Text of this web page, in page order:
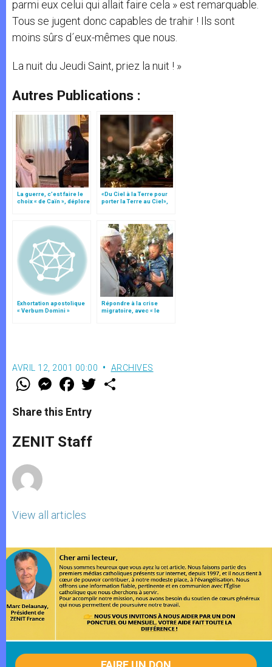
parmi eux celui qui allait faire cela » est remarquable.
Tous se jugent donc capables de trahir ! Ils sont
moins sûrs d´eux-mêmes que nous.
La nuit du Jeudi Saint, priez la nuit ! »
Autres Publications :
La guerre, c’est faire le
choix « de Caïn », déplore
«Du Ciel à la Terre pour
porter la Terre au Ciel»,
Exhortation apostolique
« Verbum Domini »
Répondre à la crise
migratoire, avec « le
AVRIL 12, 2001 00:00 ARCHIVES
W
t
s
p
p
M
e
s
e
g
e
F
a
e
b
o
k
w
Share this Entry
ZENIT Staff
View all articles